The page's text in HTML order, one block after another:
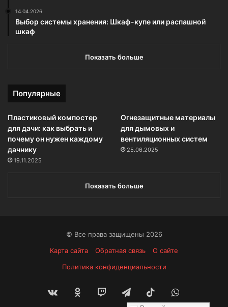
14.04.2026
Выбор системы хранения: Шкаф-купе или распашной
шкаф
Показать больше
Популярные
Пластиковый компостер
для дачи: как выбрать и
почему он нужен каждому
дачнику
19.11.2025
Огнезащитные материалы
для дымовых и
вентиляционных систем
25.06.2025
Показать больше
© Все права защищены 2026
Карта сайта
Обратная связь
О сайте
Политика конфиденциальности
vk.comОдноклассники
Twitch TelegramTikTokWhatsApp